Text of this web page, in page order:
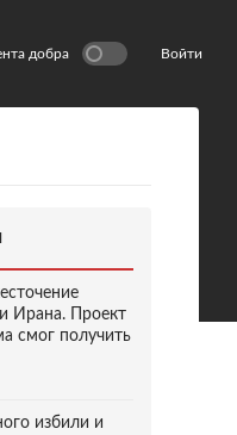
добра Войти
Ирана. Проект
смог получить
избили и